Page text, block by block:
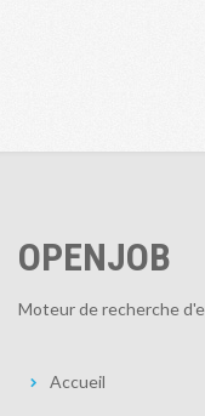
OPENJOB
Moteur de recherche
Accueil